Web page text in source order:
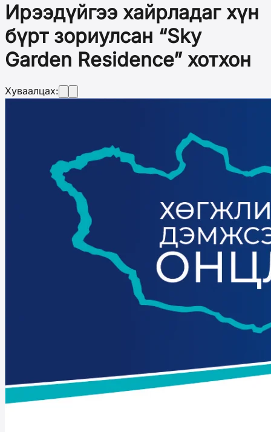
Ирээдүйгээ хайрладаг хүн
бүрт зориулсан “Sky
Garden Residence” хотхон
Хуваалцах: